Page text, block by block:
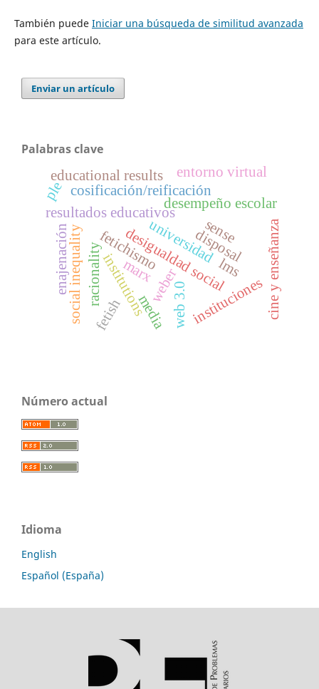
También puede Iniciar una búsqueda de similitud avanzada
para este artículo.
Enviar un artículo
Palabras clave
universidad
fetichismo
resultados educativos
desempeño escolar
social inequality desigualdad social
racionality weber
institutions instituciones
fetish
disposal
enajenación
cosificación/reificación
marx
educational results
media cine y enseñanza
ple
lms
entorno virtual
web 3.0
sense
Número actual
Idioma
English
Español (España)